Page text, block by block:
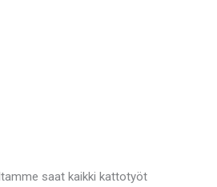
saat kaikki kattotyöt